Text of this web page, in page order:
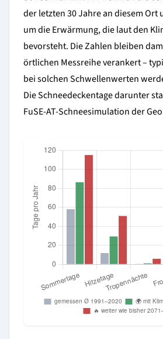
der letzten 30 Jahre an diesem Ort
um die Erwärmung, die laut den
bevorsteht. Die Zahlen bleiben
örtlichen Messreihe verankert –
bei solchen Schwellenwerten
Die Schneedeckentage darunter
FuSE-AT-Schneesimulation der